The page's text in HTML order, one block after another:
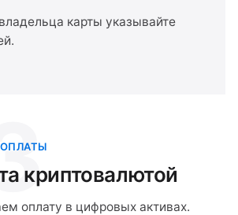
карты указывайте
криптовалютой
оплату в цифровых активах.